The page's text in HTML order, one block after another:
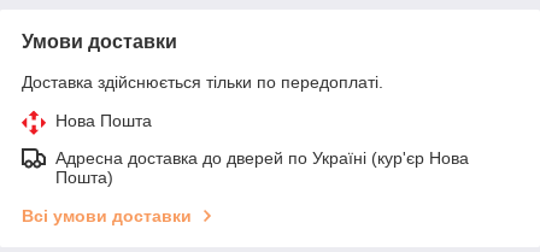
Умови доставки
Доставка здійснюється тільки по передоплаті.
Нова Пошта
Адресна доставка до дверей по Україні (кур'єр Нова
Пошта)
Всі умови доставки